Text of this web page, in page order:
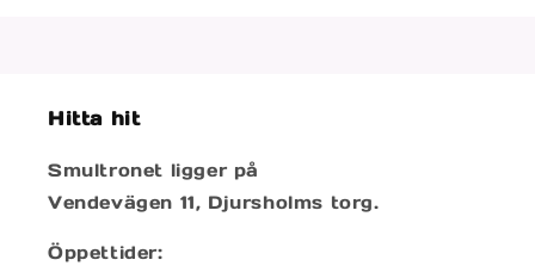
Hitta hit
Smultronet ligger på
Vendevägen 11, Djursholms torg.
Öppettider: